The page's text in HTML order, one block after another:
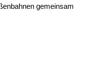
gemeinsam